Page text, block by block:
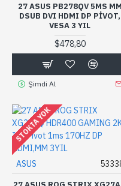
27 ASUS PB278QV 5MS MM
DSUB DVI HDMI DP PIVOT,
VESA 3 YIL
$478,80
Şimdi Al
STOKTA YOK
ASUS